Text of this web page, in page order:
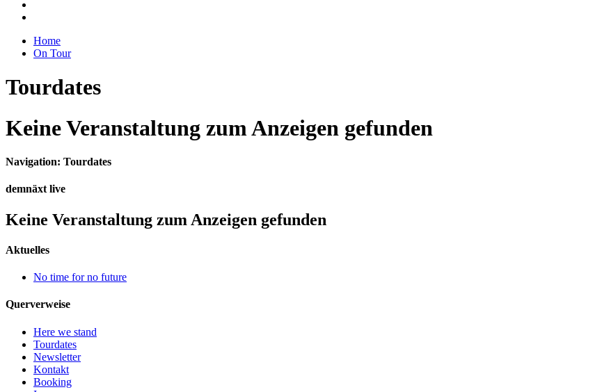
Home
On Tour
Tourdates
Keine Veranstaltung zum Anzeigen gefunden
Navigation: Tourdates
demnäxt live
Keine Veranstaltung zum Anzeigen gefunden
Aktuelles
No time for no future
Querverweise
Here we stand
Tourdates
Newsletter
Kontakt
Booking